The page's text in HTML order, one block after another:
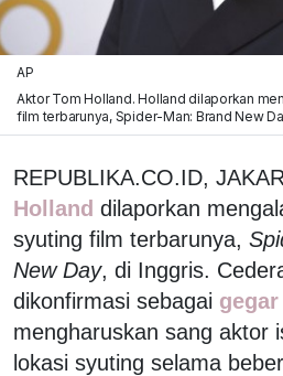
AP
Aktor Tom Holland. Holland dilaporkan
film terbarunya, Spider-Man: Brand New
REPUBLIKA.CO.ID,
Holland dilaporkan
syuting film terbarunya,
New Day, di Inggris.
dikonfirmasi sebagai
mengharuskan sang aktor
lokasi syuting selama